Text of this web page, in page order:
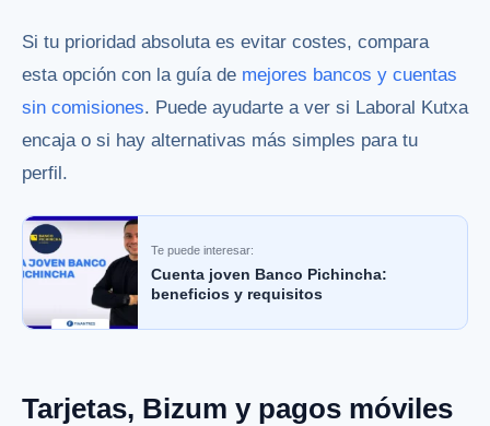
Si tu prioridad absoluta es evitar costes, compara
esta opción con la guía de mejores bancos y cuentas
sin comisiones. Puede ayudarte a ver si Laboral Kutxa
encaja o si hay alternativas más simples para tu
perfil.
Te puede interesar:
Cuenta joven Banco Pichincha:
beneficios y requisitos
Tarjetas, Bizum y pagos móviles